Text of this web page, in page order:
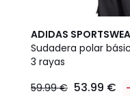
ADIDAS
Sudadera polar
3 rayas
59.99 € 53.99 €
4,7
/ 5
3
Colores